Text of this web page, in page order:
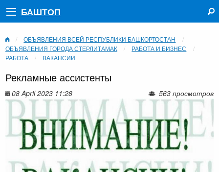
БАШТОП
ОБЪЯВЛЕНИЯ ВСЕЙ РЕСПУБЛИКИ БАШКОРТОСТАН
ОБЪЯВЛЕНИЯ ГОРОДА СТЕРЛИТАМАК
РАБОТА И БИЗНЕС
РАБОТА
ВАКАНСИИ
Рекламные ассистенты
08 April 2023 11:28 563 просмотров